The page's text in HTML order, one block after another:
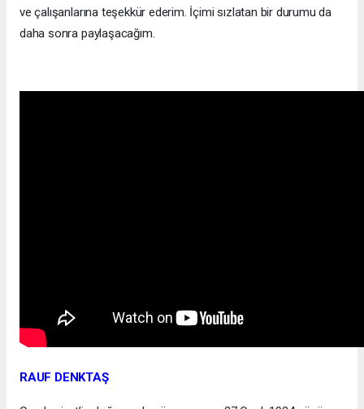
ve çalışanlarına teşekkür ederim. İçimi sızlatan bir durumu da
daha sonra paylaşacağım.
RAUF DENKTAŞ